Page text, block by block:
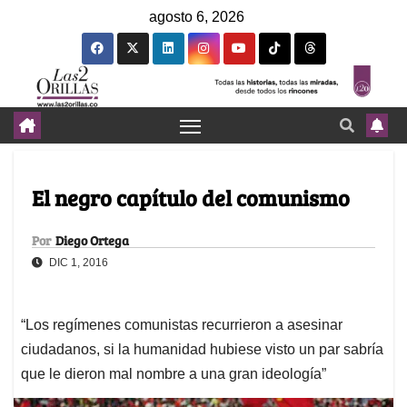
agosto 6, 2026
El negro capítulo del comunismo
Por Diego Ortega
DIC 1, 2016
“Los regímenes comunistas recurrieron a asesinar
ciudadanos, si la humanidad hubiese visto un par sabría
que le dieron mal nombre a una gran ideología”